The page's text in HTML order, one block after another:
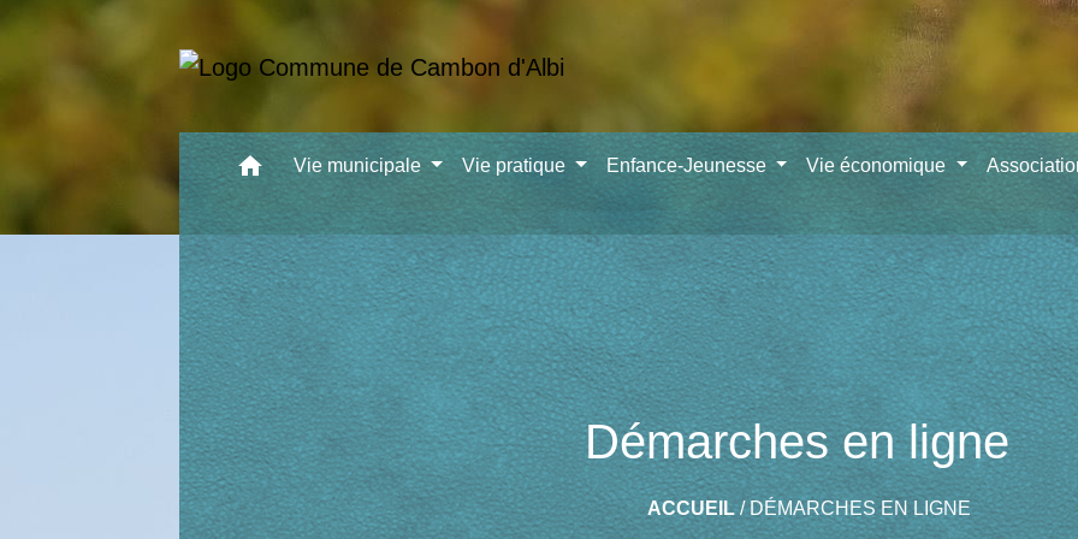
home Vie municipale Vie pratique Enfance-Jeunesse Vie économique
Démarches en ligne
ACCUEIL/DÉMARCHES EN LIGNE